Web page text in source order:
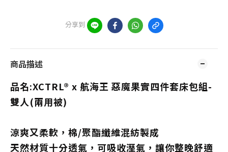
分享到
商品描述
品名:XCTRL® x 航海王 惡魔果實四件套床包組-
雙人(兩用被)
涼爽又柔軟，棉/聚酯纖維混紡製成
天然材質十分透氣，可吸收溼氣，讓你整晚舒適